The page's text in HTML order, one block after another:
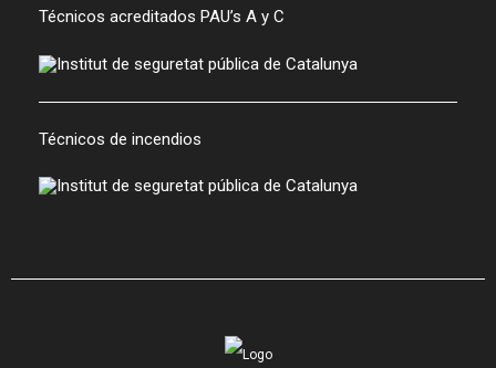
Técnicos acreditados PAU’s A y C
Técnicos de incendios